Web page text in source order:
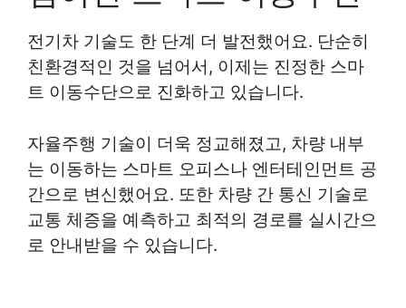
전기차 기술도 한 단계 더 발전했어요. 단순히
친환경적인 것을 넘어서, 이제는 진정한 스마
트 이동수단으로 진화하고 있습니다.
자율주행 기술이 더욱 정교해졌고, 차량 내부
는 이동하는 스마트 오피스나 엔터테인먼트 공
간으로 변신했어요. 또한 차량 간 통신 기술로
교통 체증을 예측하고 최적의 경로를 실시간으
로 안내받을 수 있습니다.